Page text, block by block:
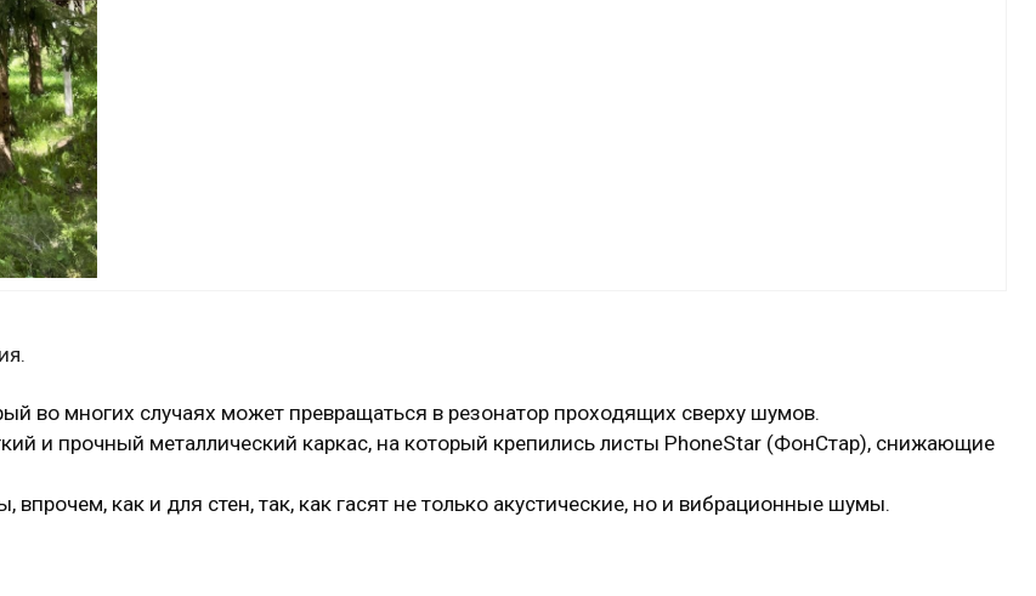
во многих случаях может превращаться в резонатор проходящих сверху шумов.
и прочный металлический каркас, на который крепились листы PhoneStar (ФонСтар), снижающие
как и для стен, так, как гасят не только акустические, но и вибрационные шумы.